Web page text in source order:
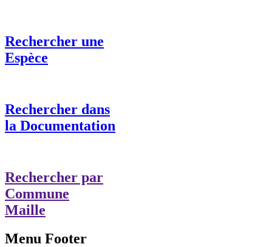
Rechercher une
Espèce
Rechercher dans
la Documentation
Rechercher par
Commune
Maille
Menu Footer